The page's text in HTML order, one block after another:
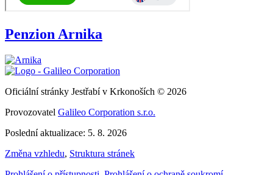
Penzion Arnika
Oficiální stránky Jestřabí v Krkonoších © 2026
Provozovatel Galileo Corporation s.r.o.
Poslední aktualizace: 5. 8. 2026
Změna vzhledu, Struktura stránek